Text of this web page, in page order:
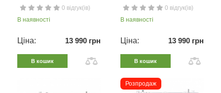
0 відгук(ів)
В наявності
Ціна: 13 990 грн
В кошик
0 відгук(ів)
В наявності
Ціна: 13 990 грн
В кошик
Розпродаж